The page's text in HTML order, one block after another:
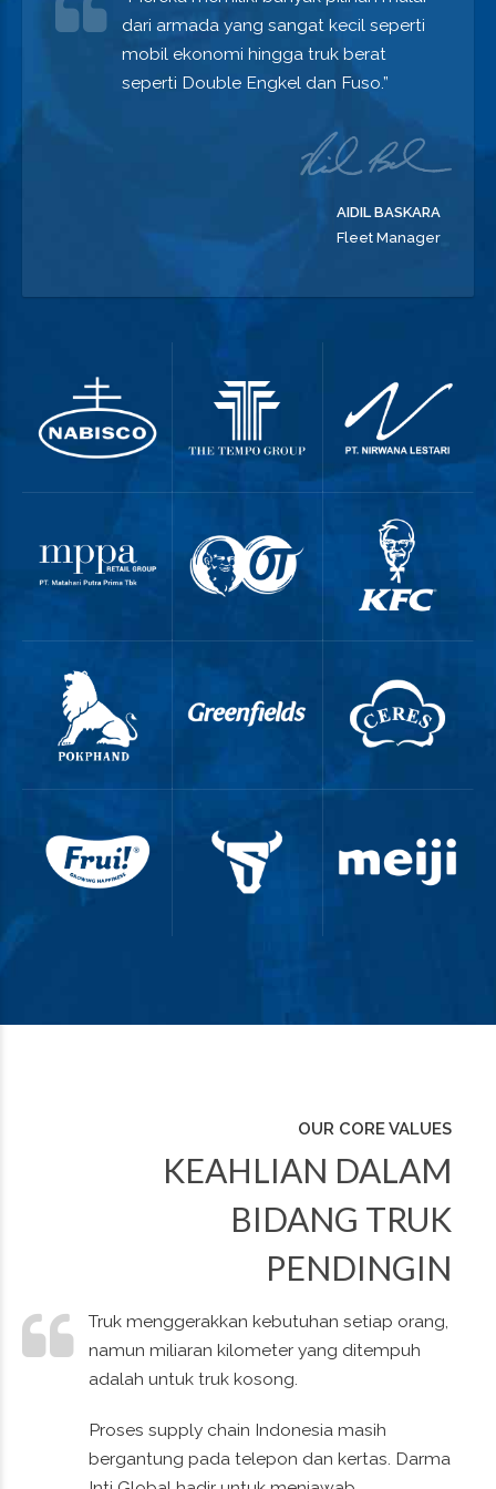
dari armada yang sangat kecil seperti
mobil ekonomi hingga truk berat
seperti Double Engkel dan Fuso.”
AIDIL BASKARA
Fleet Manager
OUR CORE VALUES
KEAHLIAN DALAM
BIDANG TRUK
PENDINGIN
Truk menggerakkan kebutuhan setiap orang,
namun miliaran kilometer yang ditempuh
adalah untuk truk kosong.
Proses supply chain Indonesia masih
bergantung pada telepon dan kertas. Darma
0
1
0
1
0
11